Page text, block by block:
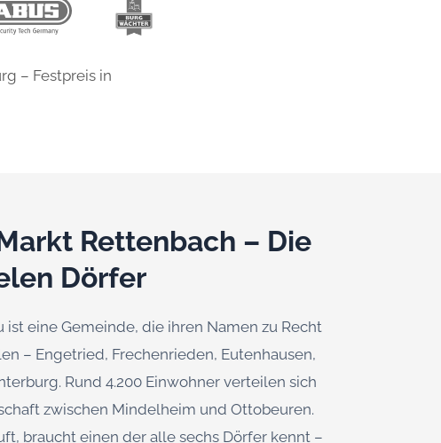
– Festpreis in
Rettenbach – Die
Dörfer
eine Gemeinde, die ihren Namen zu Recht
– Engetried, Frechenrieden, Eutenhausen,
Rund 4.200 Einwohner verteilen sich
zwischen Mindelheim und Ottobeuren.
braucht einen der alle sechs Dörfer kennt –